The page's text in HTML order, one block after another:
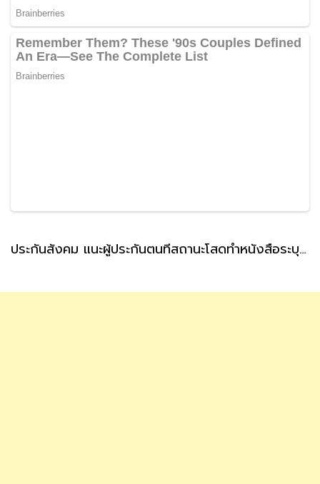
ประกันสังคม แนะผู้ประกันตนที่สถานะโสดทำหนังสือระบุผู้รับเงินสงเคราะห์ กรณีตายล่วงหน้า